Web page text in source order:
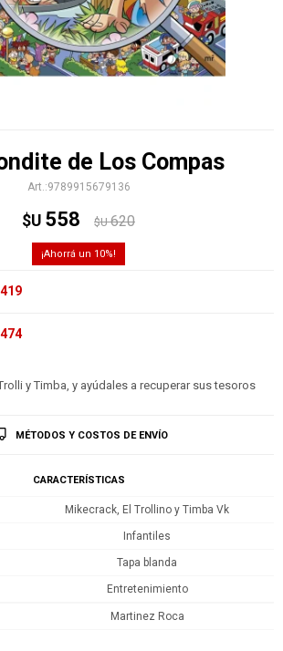
de Los Compas
9789915679136
$U 558 $U 620
10
419
474
y Timba, y ayúdales a recuperar sus tesoros
MÉTODOS Y COSTOS DE ENVÍO
CARACTERÍSTICAS
Mikecrack, El Trollino y Timba Vk
Infantiles
Tapa blanda
Entretenimiento
Martinez Roca